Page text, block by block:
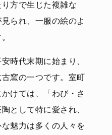
り方で生じた複雑な
られ、一服の絵のよ
時代末期に始まり、
窯の一つです。室町
けては、「わび・さ
として特に愛され、
魅力は多くの人々を